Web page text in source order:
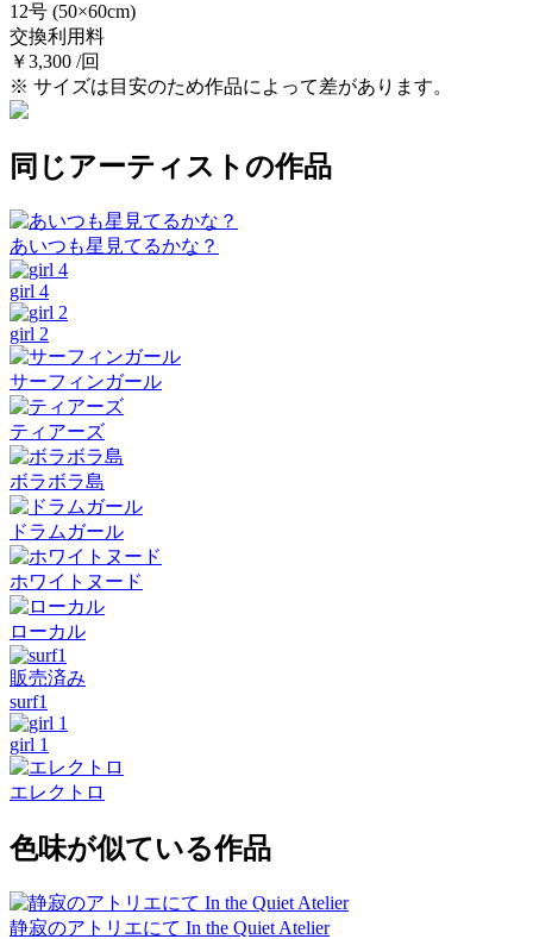
12号 (50×60cm)
交換利用料
￥3,300 /回
※ サイズは目安のため作品によって差があります。
同じアーティストの作品
あいつも星見てるかな？
girl 4
girl 2
サーフィンガール
ティアーズ
ボラボラ島
ドラムガール
ホワイトヌード
ローカル
販売済み
surf1
girl 1
エレクトロ
色味が似ている作品
静寂のアトリエにて In the Quiet Atelier